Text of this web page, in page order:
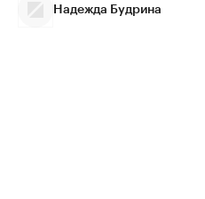
Надежда Будрина